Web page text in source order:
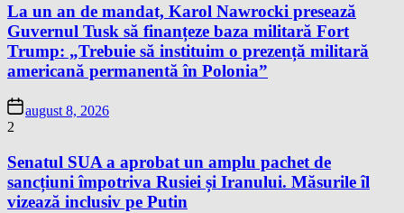
La un an de mandat, Karol Nawrocki presează
Guvernul Tusk să finanțeze baza militară Fort
Trump: „Trebuie să instituim o prezență militară
americană permanentă în Polonia”
august 8, 2026
2
Senatul SUA a aprobat un amplu pachet de
sancțiuni împotriva Rusiei și Iranului. Măsurile îl
vizează inclusiv pe Putin